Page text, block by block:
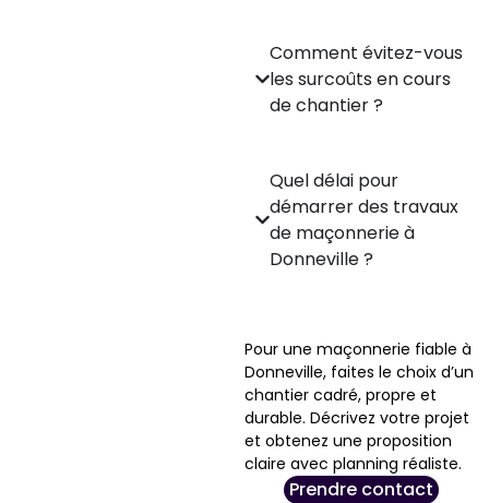
Comment évitez-vous
les surcoûts en cours
de chantier ?
Quel délai pour
démarrer des travaux
de maçonnerie à
Donneville ?
Pour une maçonnerie fiable à
Donneville, faites le choix d’un
chantier cadré, propre et
durable. Décrivez votre projet
et obtenez une proposition
claire avec planning réaliste.
Prendre contact